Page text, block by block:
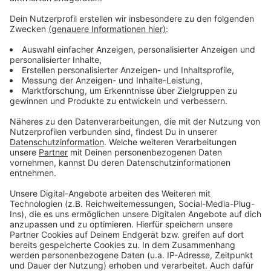
Eine WM im Advent - oder anders gesagt: Morgens ein
Türchen aufmachen und später ein Törchen
draufmachen. Die WM in Katar ist die absurdeste aller
Zeiten und es fährt auch gefühlt nur hin, wer unbedingt
hinfahren muss. Einige unserer größten WM- und
Fußball-Helden gucken sich das Ganze mit uns aus der
Ferne an und haben eine eigene Chatgruppe
gegründet. Sie trägt den Namen "Drei Ecken, ein Elfer".
Jogi Löw, Lothar Matthäus, Mario Basler, Oliver Kahn
und viele mehr geben täglich ihren Senf zur WM.
Anzeige
Anzeige